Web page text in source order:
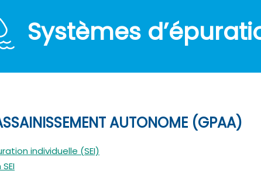
Systèmes
AUTONOME (GPAA)
individuelle (SEI)